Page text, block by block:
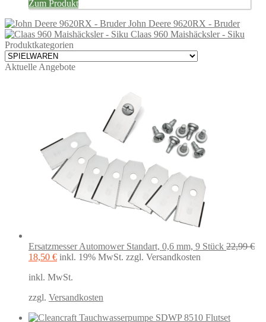
Zum Produkt
John Deere 9620RX - Bruder
Claas 960 Maishäcksler - Siku
Produktkategorien
Aktuelle Angebote
Ersatzmesser Automower Standart, 0,6 mm, 9 Stück 22,99€
Ursprünglicher
war:
18,50 €Aktueller
ist:
inkl. 19% MwSt. zzgl. Versandkosten
inkl. MwSt.
zzgl. Versandkosten